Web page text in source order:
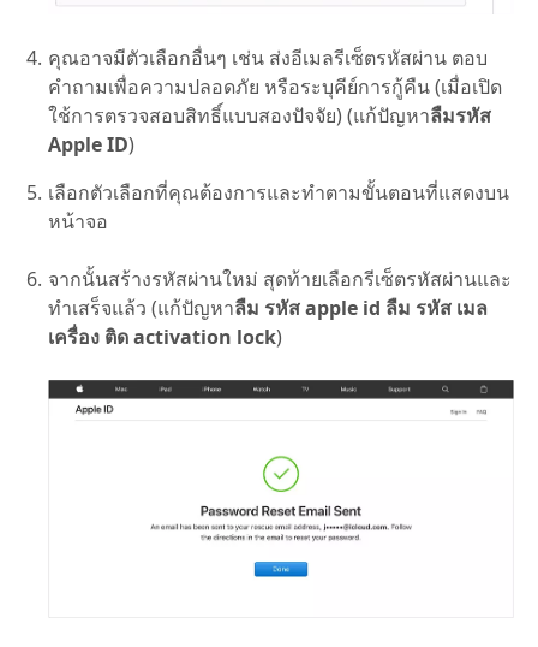
คุณอาจมีตัวเลือกอื่นๆ เช่น ส่งอีเมลรีเซ็ตรหัสผ่าน ตอบ
คำถามเพื่อความปลอดภัย หรือระบุคีย์การกู้คืน (เมื่อเปิด
ใช้การตรวจสอบสิทธิ์แบบสองปัจจัย) (แก้ปัญหาลืมรหัส
Apple ID)
เลือกตัวเลือกที่คุณต้องการและทำตามขั้นตอนที่แสดงบน
หน้าจอ
จากนั้นสร้างรหัสผ่านใหม่ สุดท้ายเลือกรีเซ็ตรหัสผ่านและ
ทำเสร็จแล้ว (แก้ปัญหาลืม รหัส apple id ลืม รหัส เมล
เครื่อง ติด activation lock)